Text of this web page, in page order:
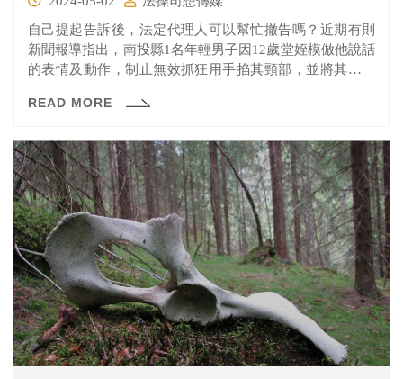
自己提起告訴後，法定代理人可以幫忙撤告嗎？近期有則
新聞報導指出，南投縣1名年輕男子因12歲堂姪模倣他說話
的表情及動作，制止無效抓狂用手掐其頸部，並將其身體
年人故意對少年犯傷害罪名，判該男拘役40日，不得易科
READ MORE